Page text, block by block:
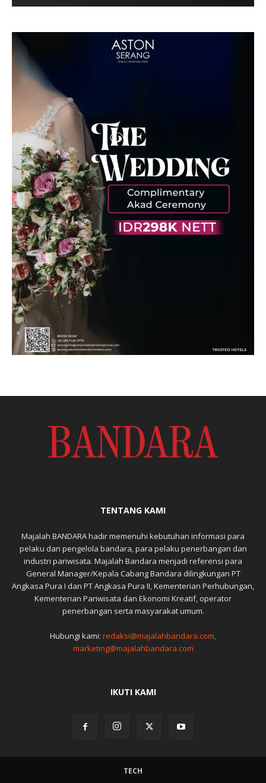
TENTANG KAMI
Majalah BANDARA hadir memenuhi kebutuhan informasi para
pelaku dan pengelola bandara, para pelaku penerbangan dan
industri pariwisata. Majalah Bandara menjadi referensi para
General Manager/Kepala Cabang Bandara dilingkungan PT
Angkasa Pura I dan PT Angkasa Pura II, Kementerian Perhubungan,
Kementerian Pariwisata dan Ekonomi Kreatif, operator
penerbangan serta masyarakat umum.
Hubungi kami: redaksi@majalahbandara.com,
marketing@majalahbandara.com
IKUTI KAMI
TECH